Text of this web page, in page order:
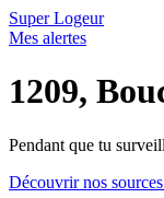
Super Logeur
Mes alertes
1209,
Pendant que tu
Découvrir nos